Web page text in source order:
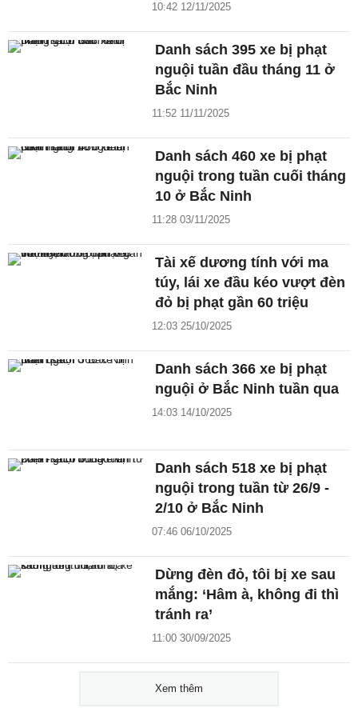
10:42 12/11/2025
Danh sách 395 xe bị phạt
nguội tuần đầu tháng 11 ở
Bắc Ninh
11:52 11/11/2025
Danh sách 460 xe bị phạt
nguội trong tuần cuối tháng
10 ở Bắc Ninh
11:28 03/11/2025
Tài xế dương tính với ma
túy, lái xe đầu kéo vượt đèn
đỏ bị phạt gần 60 triệu
12:03 25/10/2025
Danh sách 366 xe bị phạt
nguội ở Bắc Ninh tuần qua
14:03 14/10/2025
Danh sách 518 xe bị phạt
nguội trong tuần từ 26/9 -
2/10 ở Bắc Ninh
07:46 06/10/2025
Dừng đèn đỏ, tôi bị xe sau
mắng: ‘Hâm à, không đi thì
tránh ra’
11:00 30/09/2025
Xem thêm